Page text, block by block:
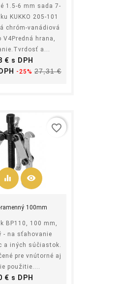
1.5-6 mm sada 7-
KUKKO 205-101
chróm-vanádiová
V4Predná hrana,
a...
€ s DPH
Základná
-25% 27,31 €Cena
equalizer visibility
100mm
BP110, 100 mm,
- na sťahovanie
a iných súčiastok.
pre vnútorné aj
použitie....
€ s DPH
favorite_border